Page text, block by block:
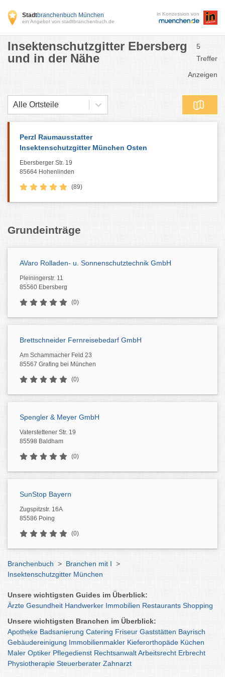
Stadtbranchenbuch München
ein Angebot von stadtbranchenbuch.de
in Konzession von
Insektenschutzgitter Ebersberg
und in der Nähe
5
Treffer
Anzeigen
Alle Ortsteile
Perzl Raumausstatter
Insektenschutzgitter München Osten
Ebersberger Str. 19
85664 Hohenlinden
(89)
Grundeinträge
AVaro Rolladen- u. Sonnenschutztechnik GmbH
Pleiningerstr. 11
85560 Ebersberg
(0)
Brettschneider Fernreisebedarf GmbH
Am Schammacher Feld 23
85567 Grafing bei München
(0)
Spengler & Meyer GmbH
Vaterstettener Str. 19
85598 Baldham
(0)
SunStop Bayern
Zugspitzstr. 16A
85586 Poing
(0)
Branchenbuch > Branchen mit I >
Insektenschutzgitter München
Unsere wichtigsten Guides im Überblick:
Ärzte Gesundheit Handwerker Immobilien Restaurants Shopping
Unsere wichtigsten Branchen im Überblick:
Apotheke Badsanierung Catering Friseur Gaststätten Bayrisch
Gebäudereinigung Immobilienmakler Kieferorthopäde Küchen
Maler Optiker Pflegedienst RechtsanwaltArbeitsrecht Erbrecht
Physiotherapie Steuerberater Zahnarzt